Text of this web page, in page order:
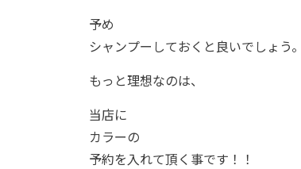
予め
シャンプーしておくと良いでしょう。
もっと理想なのは、
当店に
カラーの
予約を入れて頂く事です！！